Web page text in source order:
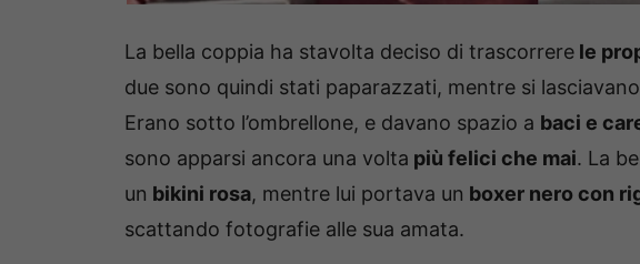
La bella coppia ha stavolta deciso di trascorrere le
due sono quindi stati paparazzati, mentre si
Erano sotto l’ombrellone, e davano spazio a baci e
sono apparsi ancora una volta più felici che mai. La
un bikini rosa, mentre lui portava un boxer nero con
scattando fotografie alle sua amata.